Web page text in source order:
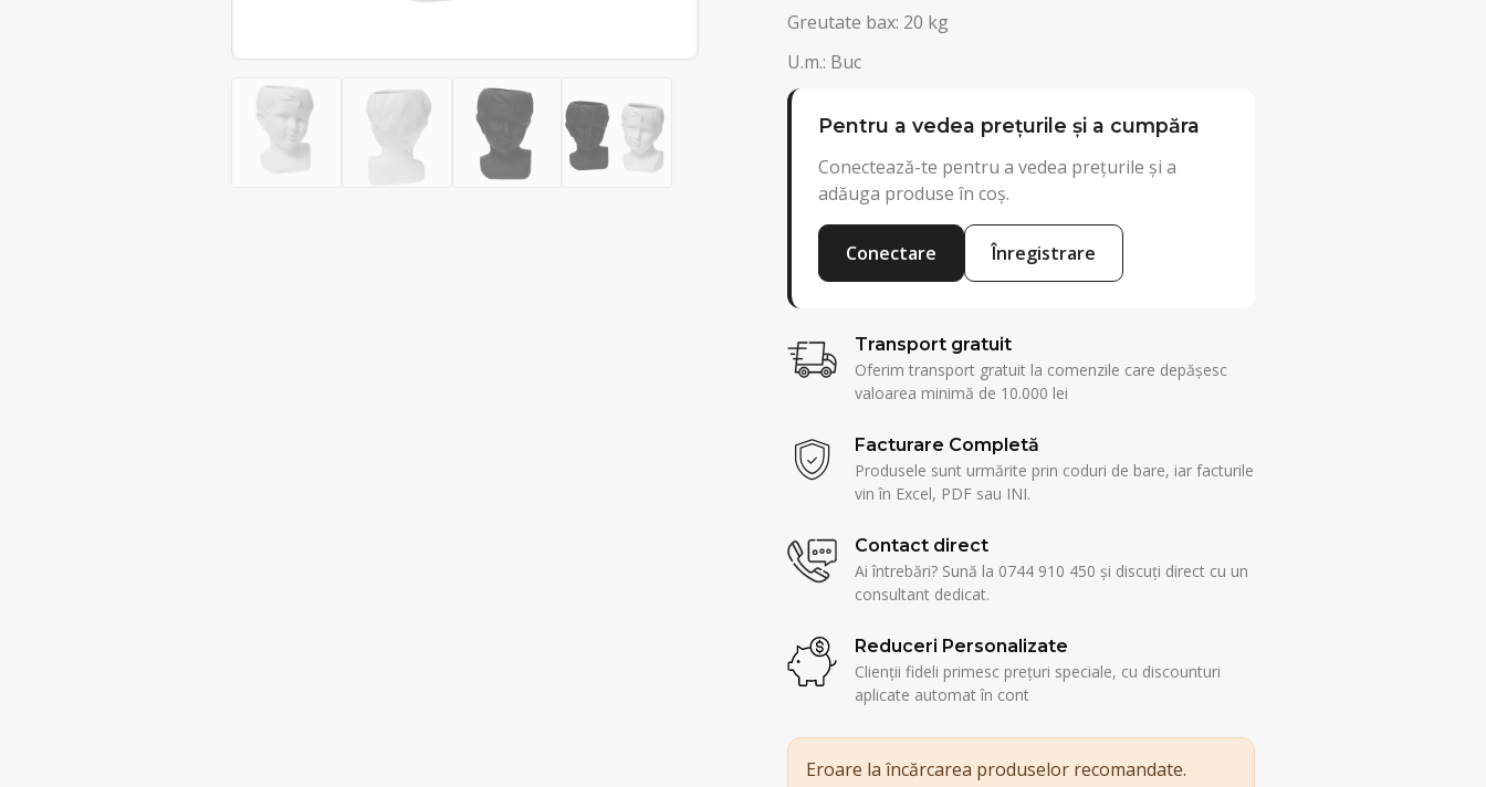
Greutate bax: 20 kg
U.m.: Buc
Pentru a vedea prețurile și a cumpăra
Conectează-te pentru a vedea prețurile și a
adăuga produse în coș.
Conectare Înregistrare
Transport gratuit
Oferim transport gratuit la comenzile care depășesc
valoarea minimă de 10.000 lei
Facturare Completă
Produsele sunt urmărite prin coduri de bare, iar facturile
vin în Excel, PDF sau INI.
Contact direct
Ai întrebări? Sună la 0744 910 450 și discuți direct cu un
consultant dedicat.
Reduceri Personalizate
Clienții fideli primesc prețuri speciale, cu discounturi
aplicate automat în cont
Eroare la încărcarea produselor recomandate.